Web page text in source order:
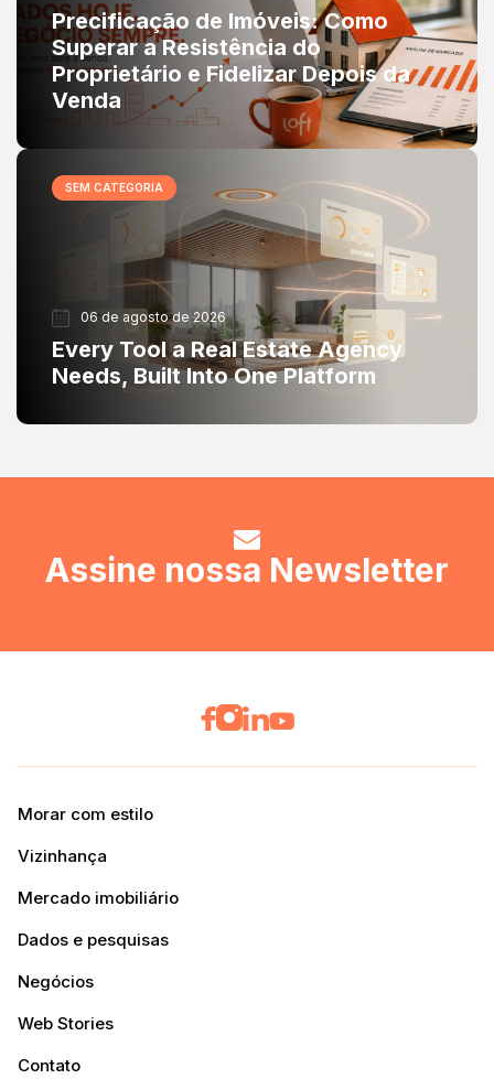
Precificação de Imóveis: Como
Superar a Resistência do
Proprietário e Fidelizar Depois da
Venda
SEM CATEGORIA
06 de agosto de 2026
Every Tool a Real Estate Agency
Needs, Built Into One Platform
Assine nossa Newsletter
Morar com estilo
Vizinhança
Mercado imobiliário
Dados e pesquisas
Negócios
Web Stories
Contato